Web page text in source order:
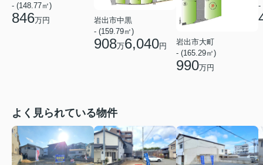
- (148.77㎡)
846万円
岩出市中黒
- (159.79㎡)
908万6,040円
岩出市大町
- (165.29㎡)
990万円
-
よく見られている物件